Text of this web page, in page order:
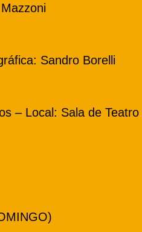
Sandro Borelli
– Local: Sala de